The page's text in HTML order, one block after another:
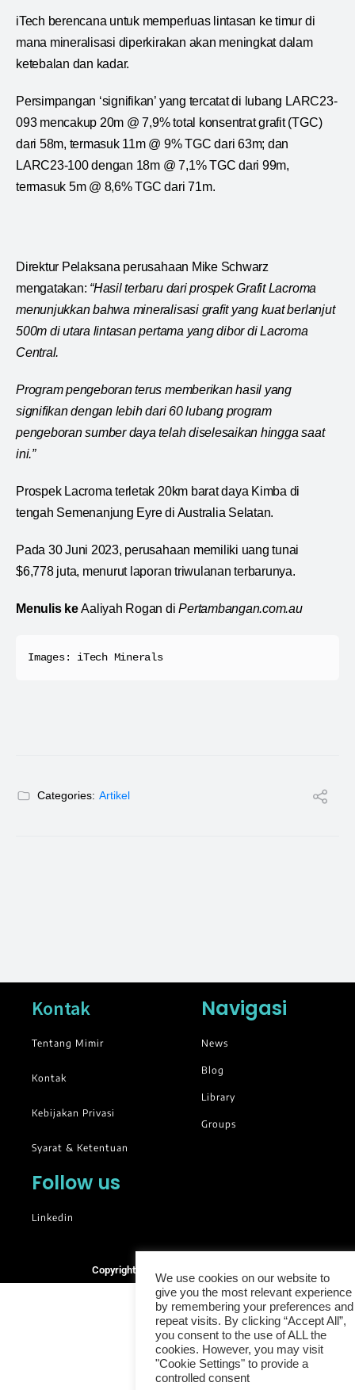
iTech berencana untuk memperluas lintasan ke timur di
mana mineralisasi diperkirakan akan meningkat dalam
ketebalan dan kadar.
Persimpangan ‘signifikan’ yang tercatat di lubang LARC23-
093 mencakup 20m @ 7,9% total konsentrat grafit (TGC)
dari 58m, termasuk 11m @ 9% TGC dari 63m; dan
LARC23-100 dengan 18m @ 7,1% TGC dari 99m,
termasuk 5m @ 8,6% TGC dari 71m.
Direktur Pelaksana perusahaan Mike Schwarz
mengatakan: “Hasil terbaru dari prospek Grafit Lacroma
menunjukkan bahwa mineralisasi grafit yang kuat berlanjut
500m di utara lintasan pertama yang dibor di Lacroma
Central.
Program pengeboran terus memberikan hasil yang
signifikan dengan lebih dari 60 lubang program
pengeboran sumber daya telah diselesaikan hingga saat
ini.”
Prospek Lacroma terletak 20km barat daya Kimba di
tengah Semenanjung Eyre di Australia Selatan.
Pada 30 Juni 2023, perusahaan memiliki uang tunai
$6,778 juta, menurut laporan triwulanan terbarunya.
Menulis keAaliyah Rogan diPertambangan.com.au
Images: iTech Minerals
Categories: Artikel
Kontak
Tentang Mimir
Kontak
Kebijakan Privasi
Syarat & Ketentuan
Navigasi
News
Blog
Library
Groups
Follow us
Linkedin
Copyright © 2025. All rights reserved.
We use cookies on our website to
give you the most relevant experience
by remembering your preferences and
repeat visits. By clicking “Accept All”,
you consent to the use of ALL the
cookies. However, you may visit
"Cookie Settings" to provide a
controlled consent